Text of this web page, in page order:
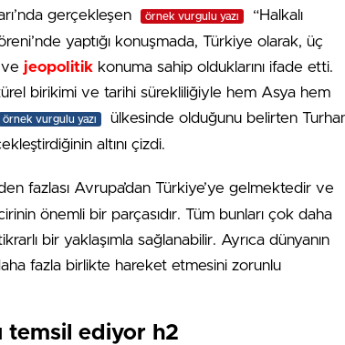
gerçekleşen
örnek vurgulu yazı
“Halkalı
yaptığı konuşmada, Türkiye olarak, üç
jeopolitik konuma sahip olduklarını ifade etti.
birikimi ve tarihi sürekliliğiyle hem Asya hem
örnek vurgulu yazı
ülkesinde olduğunu belirten
altını çizdi.
fazlası Avrupa’dan Türkiye’ye gelmektedir ve
önemli bir parçasıdır. Tüm bunları çok daha
bir yaklaşımla sağlanabilir. Ayrıca dünyanın
fazla birlikte hareket etmesini zorunlu
temsil ediyor h2